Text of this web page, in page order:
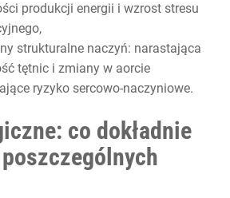
produkcji energii i wzrost stresu
strukturalne naczyń: narastająca
tętnic i zmiany w aorcie
ryzyko sercowo-naczyniowe.
co dokładnie